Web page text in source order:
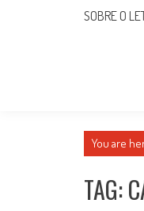
SOBRE O
You are
TAG: